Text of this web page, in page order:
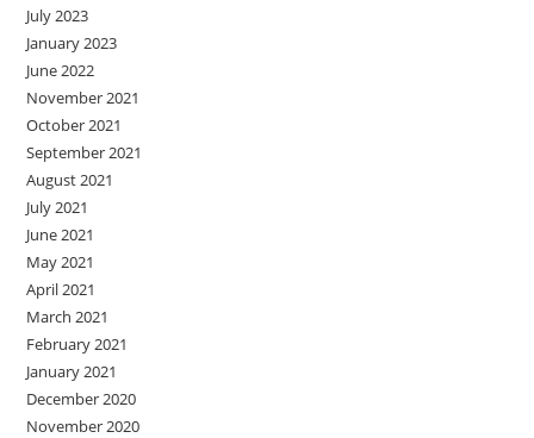
July 2023
January 2023
June 2022
November 2021
October 2021
September 2021
August 2021
July 2021
June 2021
May 2021
April 2021
March 2021
February 2021
January 2021
December 2020
November 2020